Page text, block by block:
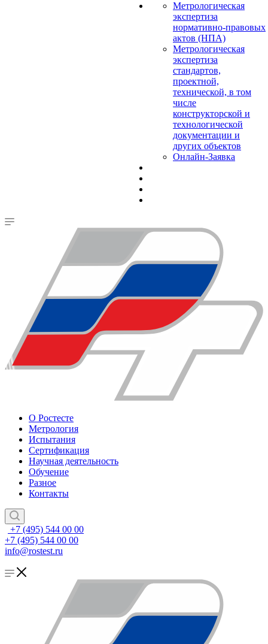
Метрологическая
экспертиза
нормативно-правовых
актов (НПА)
Метрологическая
экспертиза
стандартов,
проектной,
технической, в том
числе
конструкторской и
технологической
документации и
других объектов
Онлайн-Заявка
О Ростесте
Метрология
Испытания
Сертификация
Научная деятельность
Обучение
Разное
Контакты
+7 (495) 544 00 00
+7 (495) 544 00 00
info@rostest.ru